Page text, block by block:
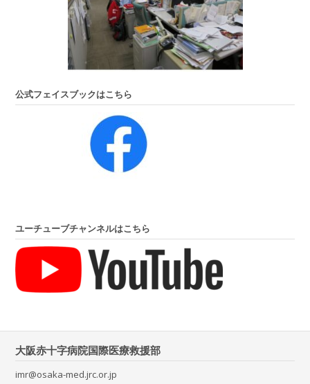
公式フェイスブックはこちら
ユーチューブチャンネルはこちら
大阪赤十字病院国際医療救援部
imr@osaka-med.jrc.or.jp